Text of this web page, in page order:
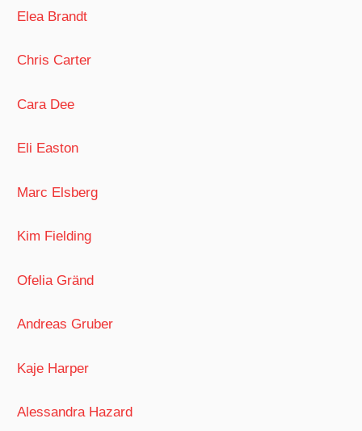
Elea Brandt
Chris Carter
Cara Dee
Eli Easton
Marc Elsberg
Kim Fielding
Ofelia Gränd
Andreas Gruber
Kaje Harper
Alessandra Hazard